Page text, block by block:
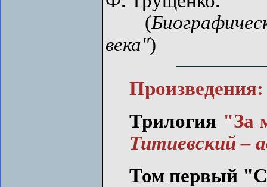
(
века")
Произведения:
Трилогия "За
Титиевский –
Том первый